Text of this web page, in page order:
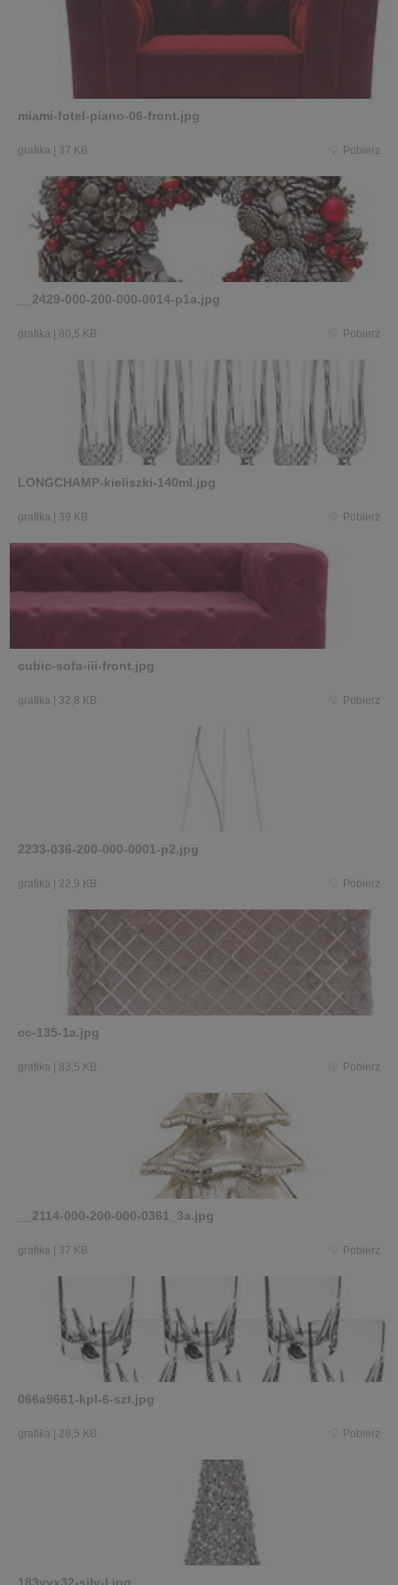
miami-fotel-piano-06-front.jpg
grafika 37 KB Pobierz
__2429-000-200-000-0014-p1a.jpg
grafika 80,5 KB Pobierz
LONGCHAMP-kieliszki-140ml.jpg
grafika 39 KB Pobierz
cubic-sofa-iii-front.jpg
grafika 32,8 KB Pobierz
2233-036-200-000-0001-p2.jpg
grafika 22,9 KB Pobierz
cc-135-1a.jpg
grafika 83,5 KB Pobierz
__2114-000-200-000-0361_3a.jpg
grafika 37 KB Pobierz
066a9661-kpl-6-szt.jpg
grafika 28,5 KB Pobierz